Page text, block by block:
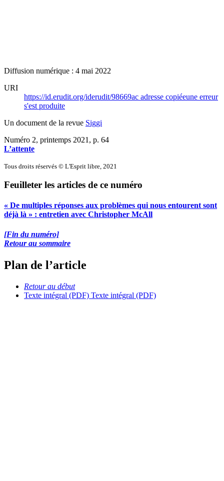
Diffusion numérique : 4 mai 2022
URI
https://id.erudit.org/iderudit/98669ac adresse copiéeune erreur
s'est produite
Un document de la revue Siggi
Numéro 2, printemps 2021 , p. 64
L’attente
Tous droits réservés © L'Esprit libre, 2021
Feuilleter les articles de ce numéro
« De multiples réponses aux problèmes qui nous entourent sont
déjà là » : entretien avec Christopher McAll
[Fin du numéro]
Retour au sommaire
Plan de l’article
Retour au début
Texte intégral (PDF) Texte intégral (PDF)